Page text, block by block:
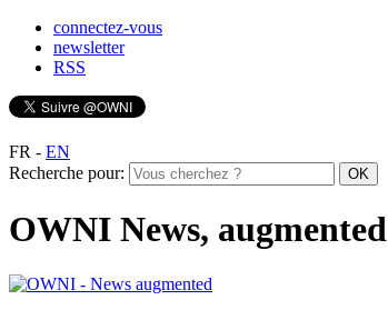
connectez-vous
newsletter
RSS
FR - EN
Recherche pour:
OWNI News, augmented